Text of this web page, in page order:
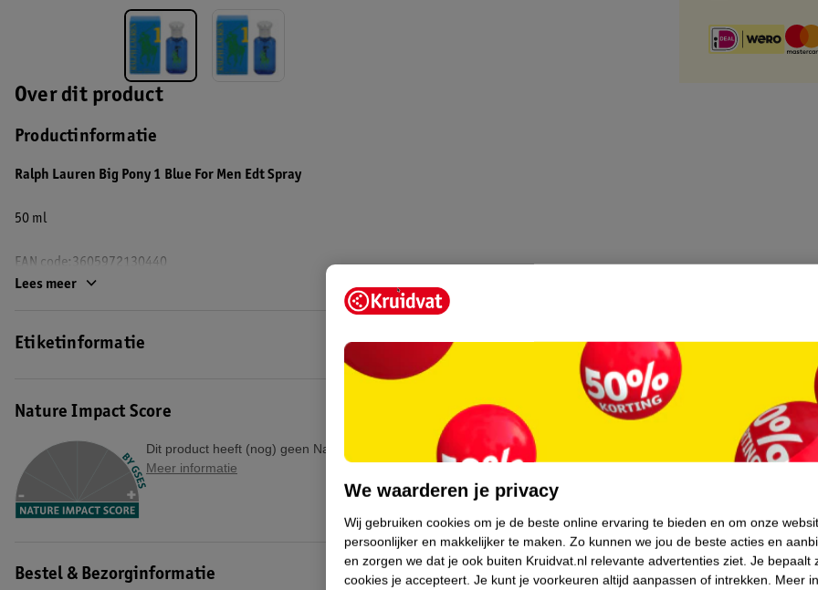
Over dit product
Productinformatie
Ralph Lauren Big Pony 1 Blue For Men Edt Spray
50 ml
EAN code:3605972130440
Lees meer
Etiketinformatie
Nature Impact Score
Dit product heeft (nog) geen Nature Impact Score.
Meer informatie
Bestel & Bezorginformatie
We waarderen je privacy
Wij gebruiken cookies om je de beste online ervaring te bieden en om onze
persoonlijker en makkelijker te maken. Zo kunnen we jou de beste acties en
en zorgen we dat je ook buiten Kruidvat.nl relevante advertenties ziet. Je bepaalt
cookies je accepteert. Je kunt je voorkeuren altijd aanpassen of intrekken. Meer